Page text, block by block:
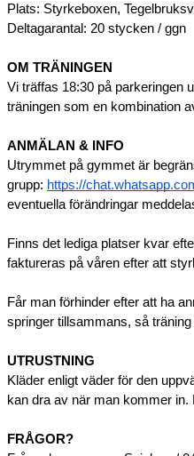
Plats: Styrkeboxen,
Deltagarantal: 20 stycken / ggn
OM TRÄNINGEN
Vi träffas 18:30 på parkeringen
träningen som en kombination
ANMÄLAN & INFO
Utrymmet på gymmet är
grupp: https://
eventuella förändringar
Finns det lediga platser kvar
faktureras på våren efter att
Får man förhinder efter att ha
springer tillsammans, så
UTRUSTNING
Kläder enligt väder för den
kan dra av när man kommer in.
FRÅGOR?